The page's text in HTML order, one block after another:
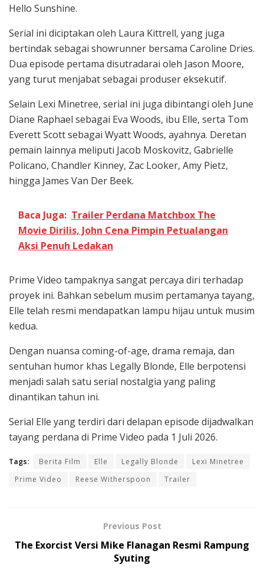
Hello Sunshine.
Serial ini diciptakan oleh Laura Kittrell, yang juga
bertindak sebagai showrunner bersama Caroline Dries.
Dua episode pertama disutradarai oleh Jason Moore,
yang turut menjabat sebagai produser eksekutif.
Selain Lexi Minetree, serial ini juga dibintangi oleh June
Diane Raphael sebagai Eva Woods, ibu Elle, serta Tom
Everett Scott sebagai Wyatt Woods, ayahnya. Deretan
pemain lainnya meliputi Jacob Moskovitz, Gabrielle
Policano, Chandler Kinney, Zac Looker, Amy Pietz,
hingga James Van Der Beek.
Baca Juga: Trailer Perdana Matchbox The
Movie Dirilis, John Cena Pimpin Petualangan
Aksi Penuh Ledakan
Prime Video tampaknya sangat percaya diri terhadap
proyek ini. Bahkan sebelum musim pertamanya tayang,
Elle telah resmi mendapatkan lampu hijau untuk musim
kedua.
Dengan nuansa coming-of-age, drama remaja, dan
sentuhan humor khas Legally Blonde, Elle berpotensi
menjadi salah satu serial nostalgia yang paling
dinantikan tahun ini.
Serial Elle yang terdiri dari delapan episode dijadwalkan
tayang perdana di Prime Video pada 1 Juli 2026.
Tags: Berita Film Elle Legally Blonde
Lexi Minetree
Prime Video
Reese Witherspoon Trailer
Previous Post
The Exorcist Versi Mike Flanagan Resmi Rampung
Syuting